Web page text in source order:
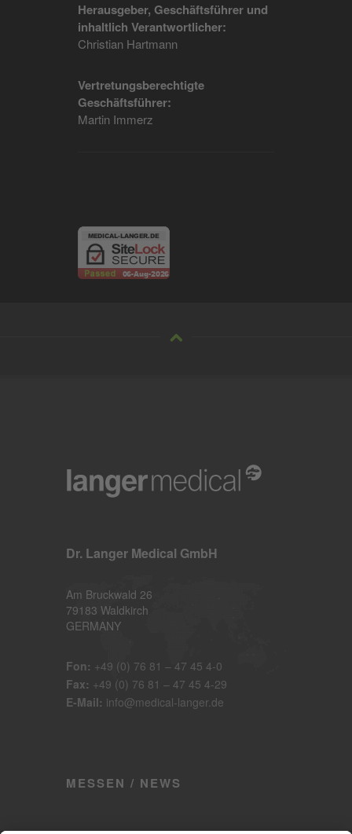
Herausgeber, Geschäftsführer und
inhaltlich Verantwortlicher:
Christian Hartmann
Vertretungsberechtigte
Geschäftsführer:
Martin Immerz
Dr. Langer Medical GmbH
Am Bruckwald 26
79183 Waldkirch
GERMANY
Fon: +49 (0) 76 81 – 47 45 4-0
Fax: +49 (0) 76 81 – 47 45 4-29
E-Mail: info@medical-langer.de
MESSEN / NEWS